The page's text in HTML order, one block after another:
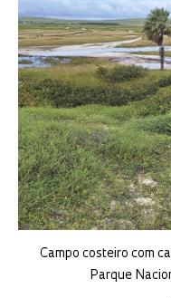
Campo costeiro com
Parque